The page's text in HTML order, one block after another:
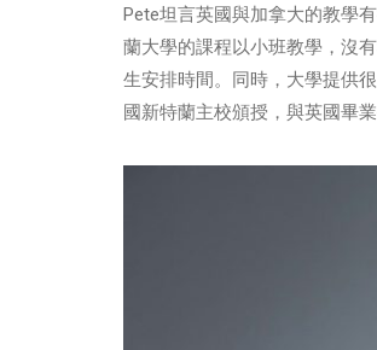
Pete坦言英國與加拿大的教學
蘭大學的課程以小班教學，沒
生安排時間。同時，大學提供
國新特蘭主校頒授，與英國畢